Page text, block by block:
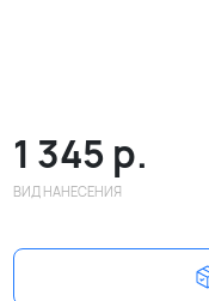
1 345 р.
ВИД НАНЕСЕНИЯ